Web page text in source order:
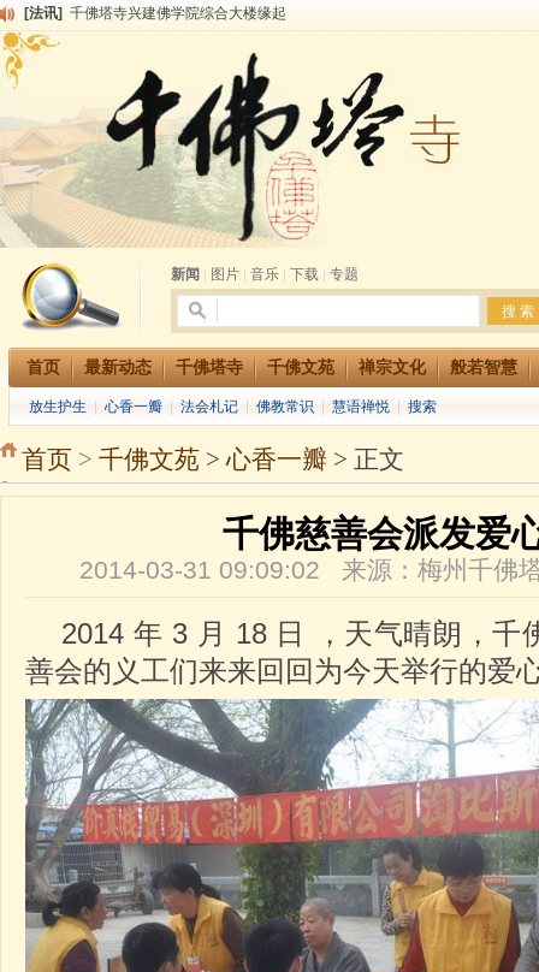
[法讯] 千佛塔寺兴建佛学院综合大楼缘起
[法讯]
千佛塔寺阅藏堂周末阅藏报名通知
清明节祭祖报恩地藏法会
[法讯]
本寺方丈上明下慧尼和尚开讲《六祖坛经》
[法讯] 2015-3-26师父于法堂对大众的开示
[法讯]
广东千佛塔寺云门佛学院女众部 2016年招生简章
[法讯]
恭请海涛法师莅临千佛塔寺弘法
[法讯]
2014年七月大法会 祈福息灾地藏七 冥阳两利普渡群蒙盂兰盆
[法讯] 千佛塔寺云门佛学院女众部2014年招生简章
新闻
图片 音乐 下载 专题
首页 最新动态 千佛塔寺 千佛文苑 禅宗文化 般若智慧
放生护生 心香一瓣 法会札记 佛教常识 慧语禅悦 搜索
首页 > 千佛文苑 >心香一瓣 > 正文
千佛慈善会派发爱
2014-03-31 09:09:02 来源：梅州千佛
2014 年 3 月 18 日 ，天气晴朗，千
善会的义工们来来回回为今天举行的爱